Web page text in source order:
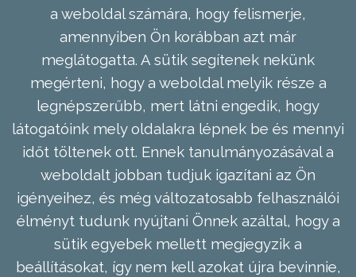
a weboldal számára, hogy felismerje,
amennyiben Ön korábban azt már
meglátogatta. A sütik segítenek nekünk
megérteni, hogy a weboldal melyik része a
legnépszerűbb, mert látni engedik, hogy
látogatóink mely oldalakra lépnek be és mennyi
időt töltenek ott. Ennek tanulmányozásával a
weboldalt jobban tudjuk igazítani az Ön
igényeihez, és még változatosabb felhasználói
élményt tudunk nyújtani Önnek azáltal, hogy a
sütik egyebek mellett megjegyzik a
beállításokat, így nem kell azokat újra bevinnie,